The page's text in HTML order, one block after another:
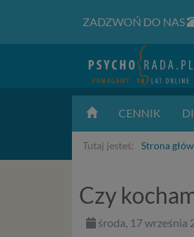
ZADZWOŃ DO NAS
CENNIK
Tutaj jesteś: Strona
Czy
środa, 17 września